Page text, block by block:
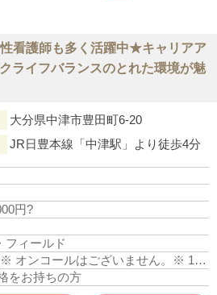
看護師も多く活躍中★キャリアア
ライフバランスのとれた環境が魅
大分県中津市豊田町6-20
JR日豊本線「中津駅」より徒歩4分
円?
フィールド
※ オンコールはございません。 ※ 17時までの時短勤務は応相談（幼少の子供を養育している方）
をお持ちの方